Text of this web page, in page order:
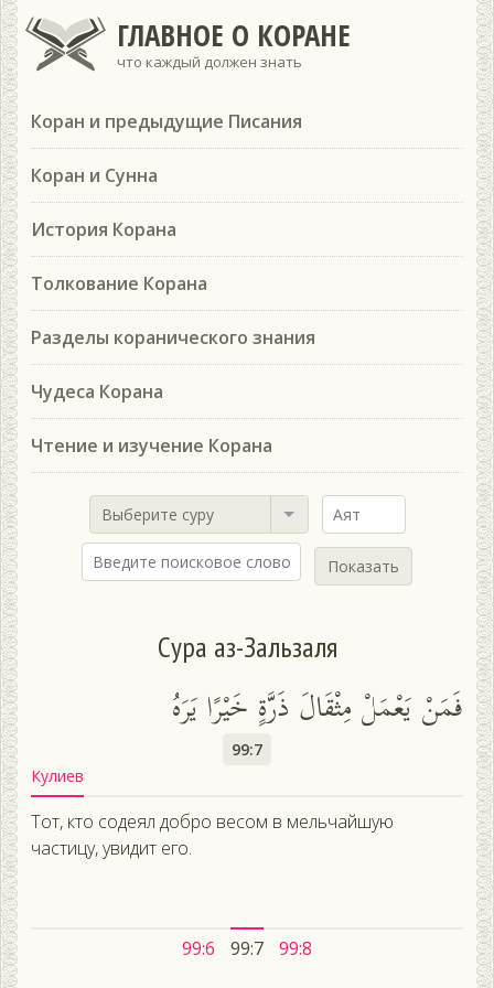
ГЛАВНОЕ О КОРАНЕ
что каждый должен знать
Коран и предыдущие Писания
Коран и Сунна
История Корана
Толкование Корана
Разделы коранического знания
Чудеса Корана
Чтение и изучение Корана
Выберите суру
Показать
Сура аз-Зальзаля
فَمَنْ يَعْمَلْ مِثْقَالَ ذَرَّةٍ خَيْرًا يَرَهُ
99:7
Кулиев
Тот, кто содеял добро весом в мельчайшую
частицу, увидит его.
99:6 99:7 99:8